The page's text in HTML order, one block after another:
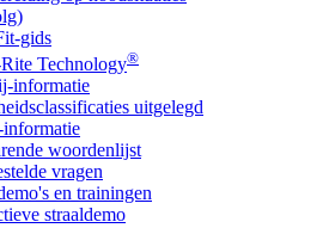
gids
Technology®
informatie
uitgelegd
woordenlijst
vragen
en trainingen
straaldemo